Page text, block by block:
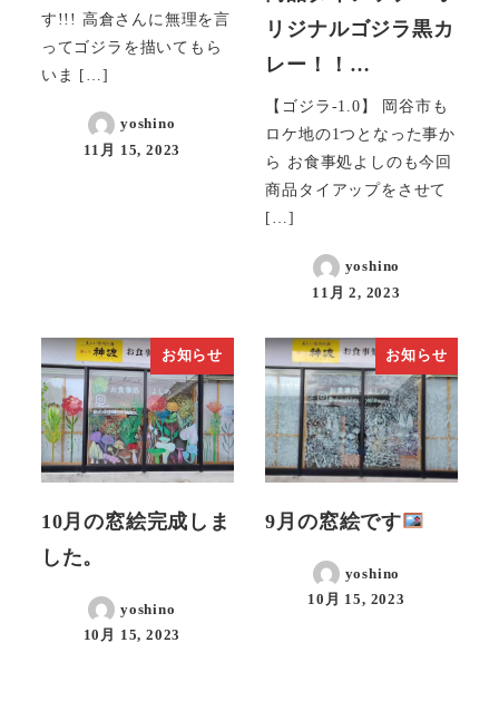
す!!! 高倉さんに無理を言
ってゴジラを描いてもら
いま […]
yoshino
11月 15, 2023
リジナルゴジラ黒カ
レー！！…
【ゴジラ-1.0】 岡谷市も
ロケ地の1つとなった事か
ら お食事処よしのも今回
商品タイアップをさせて
[…]
yoshino
11月 2, 2023
お知らせ
10月の窓絵完成しま
した。
yoshino
10月 15, 2023
お知らせ
9月の窓絵です
yoshino
10月 15, 2023